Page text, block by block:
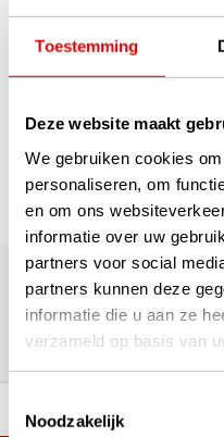
Toestemming
Deze website maakt
We gebruiken cookies
personaliseren, om
en om ons
informatie over uw
partners voor social
partners kunnen deze
informatie die u aan ze
verzameld op basis van
Noodzakelijk
180.000+ Klanten | 5.000+
Google
Reviews:
woord
A-merken!